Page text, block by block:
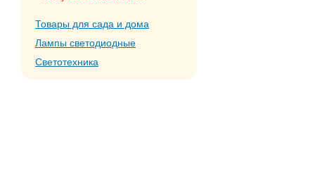
Товары для сада и дома
Лампы светодиодные
Светотехника